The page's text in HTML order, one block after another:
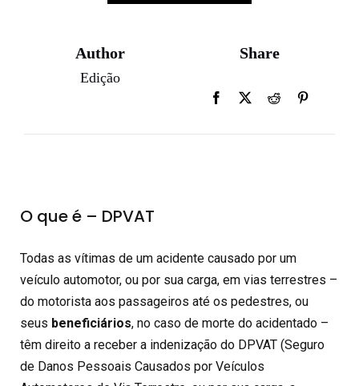
Author
Edição
Share
O que é – DPVAT
Todas as vítimas de um acidente causado por um
veículo automotor, ou por sua carga, em vias terrestres –
do motorista aos passageiros até os pedestres, ou
seus beneficiários, no caso de morte do acidentado –
têm direito a receber a indenização do DPVAT (Seguro
de Danos Pessoais Causados por Veículos